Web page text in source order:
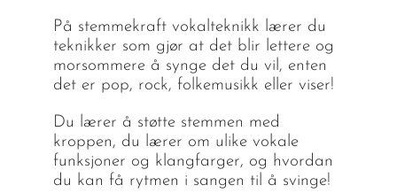
På stemmekraft vokalteknikk lærer du
teknikker som gjør at det blir lettere og
morsommere å synge det du vil, enten
det er pop, rock, folkemusikk eller viser!
Du lærer å støtte stemmen med
kroppen, du lærer om ulike vokale
funksjoner og klangfarger, og hvordan
du kan få rytmen i sangen til å svinge!